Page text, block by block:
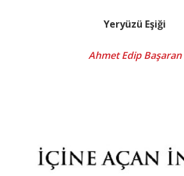
Yeryüzü Eşiği
Ahmet Edip Başaran